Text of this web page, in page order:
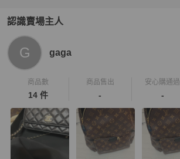
認識賣場主人
PopChill 拍拍圈嚴選賣家
G gaga
商品數
14 件
商品售出
-
安心購通過
-